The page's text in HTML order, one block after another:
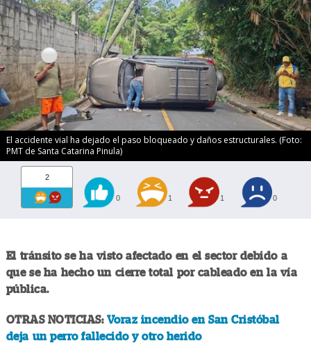
El accidente vial ha dejado el paso bloqueado y daños estructurales. (Foto:
PMT de Santa Catarina Pinula)
2
0 1 1 0
El tránsito se ha visto afectado en el sector debido a
que se ha hecho un cierre total por cableado en la vía
pública.
OTRAS NOTICIAS: Voraz incendio en San Cristóbal
deja un perro fallecido y otro herido